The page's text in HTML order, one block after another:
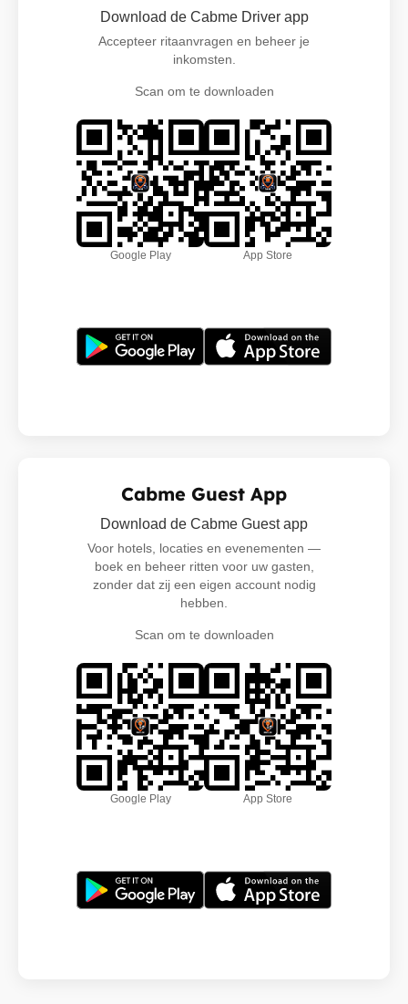
Download de Cabme Driver app
Accepteer ritaanvragen en beheer je
inkomsten.
Scan om te downloaden
Google Play App Store
Cabme Guest App
Download de Cabme Guest app
Voor hotels, locaties en evenementen —
boek en beheer ritten voor uw gasten,
zonder dat zij een eigen account nodig
hebben.
Scan om te downloaden
Google Play App Store